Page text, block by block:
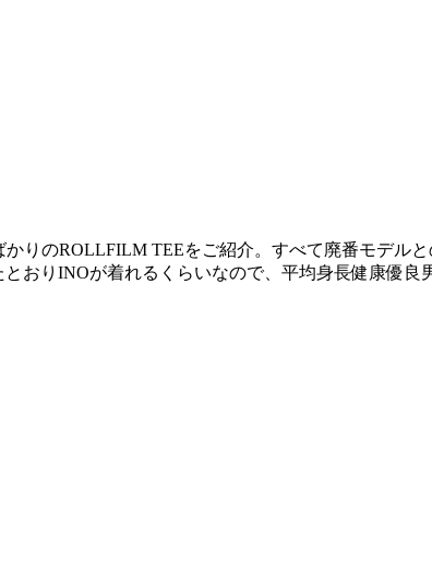
りのROLLFILM TEEをご紹介。すべて廃番モデル
りINOが着れるくらいなので、平均身長健康優良